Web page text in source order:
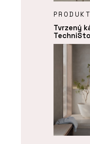
Tvrzený